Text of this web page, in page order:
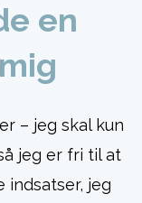
en
– jeg skal kun
jeg er fri til at
jeg